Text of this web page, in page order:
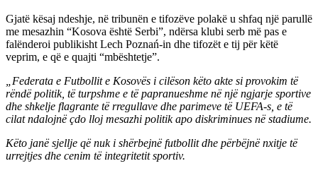
Gjatë kësaj ndeshje, në tribunën e tifozëve polakë u shfaq një parullë
me mesazhin “Kosova është Serbi”, ndërsa klubi serb më pas e
falënderoi publikisht Lech Poznań-in dhe tifozët e tij për këtë
veprim, e që e quajti “mbështetje”.
„Federata e Futbollit e Kosovës i cilëson këto akte si provokim të
rëndë politik, të turpshme e të papranueshme në një ngjarje sportive
dhe shkelje flagrante të rregullave dhe parimeve të UEFA-s, e të
cilat ndalojnë çdo lloj mesazhi politik apo diskriminues në stadiume.
Këto janë sjellje që nuk i shërbejnë futbollit dhe përbëjnë nxitje të
urrejtjes dhe cenim të integritetit sportiv.